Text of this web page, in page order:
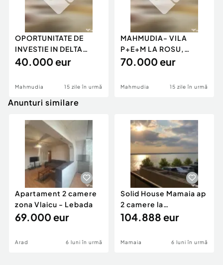
OPORTUNITATE DE
INVESTIE IN DELTA
DUNARII-TEREN
40.000 eur
Mahmudia 15 zile în urmă
MAHMUDIA- VILA
P+E+M LA ROSU,
TEREN 1250 MP
70.000 eur
Mahmudia 15 zile în urmă
Anunturi similare
Apartament 2 camere
zona Vlaicu - Lebada
69.000 eur
Arad 6 luni în urmă
Solid House Mamaia ap
2 camere la
cheie,langa Mega
104.888 eur
Mamaia 6 luni în urmă